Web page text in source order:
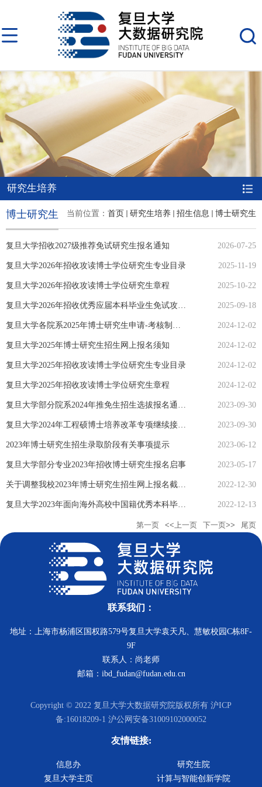
研究生培养
当前位置： 首页 研究生培养 招生信息 博士研究生
博士研究生
复旦大学招收2027级推荐免试研究生报名通知 2026-07-25
复旦大学2026年招收攻读博士学位研究生专业目录 2025-11-19
复旦大学2026年招收攻读博士学位研究生章程 2025-10-22
2025-09-18
2024-12-02
复旦大学2025年博士研究生招生网上报名须知 2024-12-02
复旦大学2025年招收攻读博士学位研究生专业目录 2024-12-02
复旦大学2025年招收攻读博士学位研究生章程 2024-12-02
2023-09-30
2023-09-30
2023年博士研究生招生录取阶段有关事项提示 2023-06-12
复旦大学部分专业2023年招收博士研究生报名启事 2023-05-17
2022-12-30
2022-12-13
第一页 <<上一页 下一页>> 尾页
联系我们：
地址：上海市杨浦区国权路579号复旦大学袁天凡、慧敏校园C栋8F-
9F
联系人：尚老师
邮箱：ibd_fudan@fudan.edu.cn
Copyright © 2022 复旦大学大数据研究院版权所有 沪ICP
备:16018209-1 沪公网安备31009102000052
友情链接:
信息办
研究生院
复旦大学主页
计算与智能创新学院